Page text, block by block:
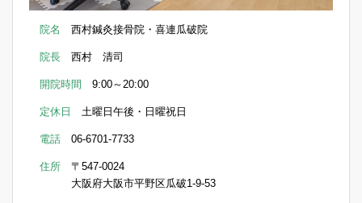
院名 西村鍼灸接骨院・喜連瓜破院
院長 西村 清司
開院時間 9:00～20:00
定休日 土曜日午後・日曜祝日
電話 06-6701-7733
住所 〒547-0024
大阪府大阪市平野区瓜破1-9-53